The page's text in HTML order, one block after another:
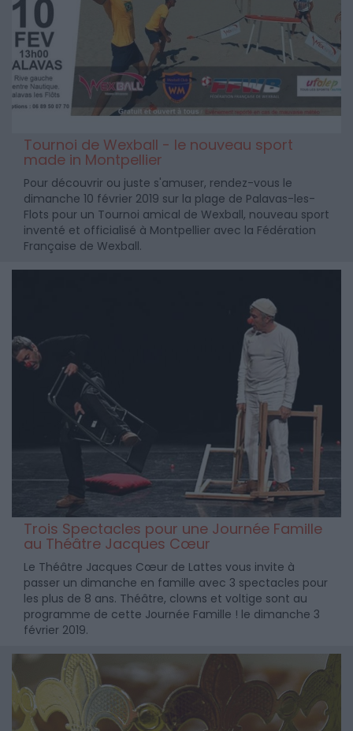
Tournoi de Wexball - le nouveau sport
made in Montpellier
Pour découvrir ou juste s'amuser, rendez-vous le
dimanche 10 février 2019 sur la plage de Palavas-les-
Flots pour un Tournoi amical de Wexball, nouveau sport
inventé et officialisé à Montpellier avec la Fédération
Française de Wexball.
Trois Spectacles pour une Journée Famille
au Théâtre Jacques Cœur
Le Théâtre Jacques Cœur de Lattes vous invite à
passer un dimanche en famille avec 3 spectacles pour
les plus de 8 ans. Théâtre, clowns et voltige sont au
programme de cette Journée Famille ! le dimanche 3
février 2019.